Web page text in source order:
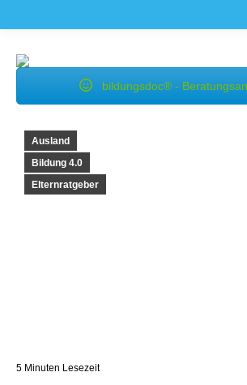
bildungsdoc® -
Ausland
Bildung 4.0
Elternratgeber
5 Minuten Lesezeit